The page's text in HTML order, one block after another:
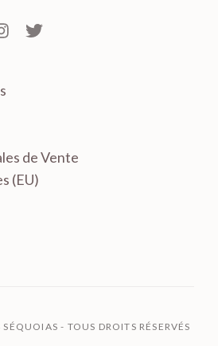
de Vente
(EU)
- TOUS DROITS RÉSERVÉS